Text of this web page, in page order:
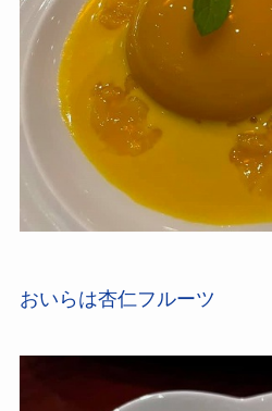
おいらは杏仁フルーツ